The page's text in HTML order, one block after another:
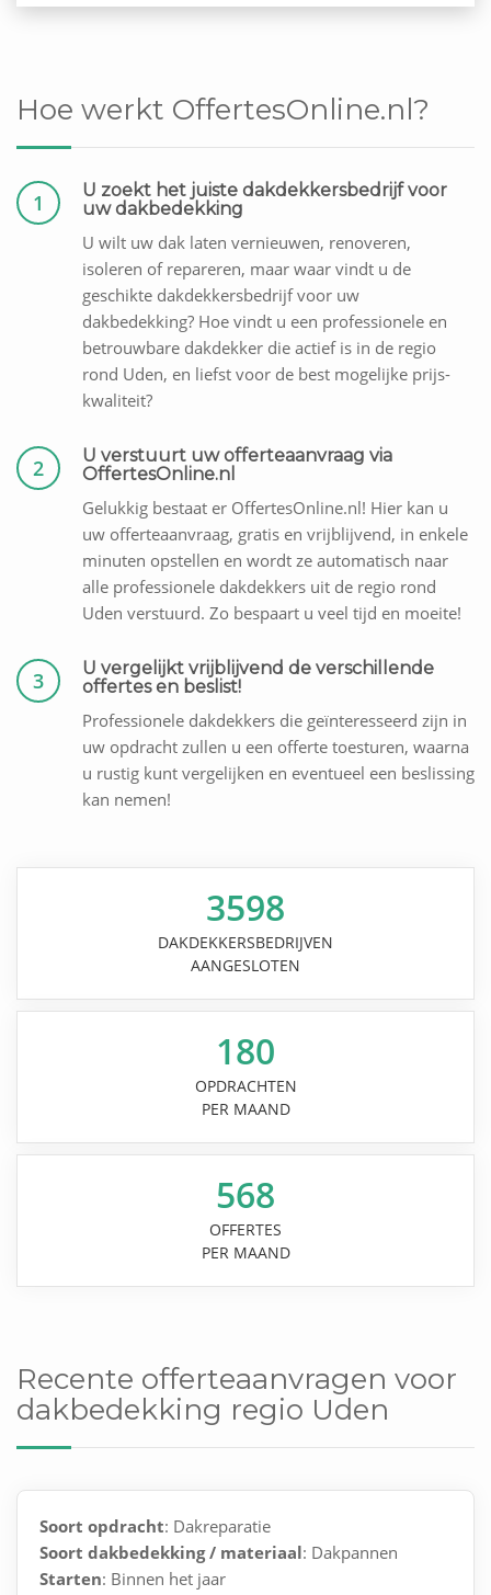
Hoe werkt OffertesOnline.nl?
1
U zoekt het juiste dakdekkersbedrijf voor
uw dakbedekking
U wilt uw dak laten vernieuwen, renoveren,
isoleren of repareren, maar waar vindt u de
geschikte dakdekkersbedrijf voor uw
dakbedekking? Hoe vindt u een professionele en
betrouwbare dakdekker die actief is in de regio
rond Uden, en liefst voor de best mogelijke prijs-
kwaliteit?
2
U verstuurt uw offerteaanvraag via
OffertesOnline.nl
Gelukkig bestaat er OffertesOnline.nl! Hier kan u
uw offerteaanvraag, gratis en vrijblijvend, in enkele
minuten opstellen en wordt ze automatisch naar
alle professionele dakdekkers uit de regio rond
Uden verstuurd. Zo bespaart u veel tijd en moeite!
3
U vergelijkt vrijblijvend de verschillende
offertes en beslist!
Professionele dakdekkers die geïnteresseerd zijn in
uw opdracht zullen u een offerte toesturen, waarna
u rustig kunt vergelijken en eventueel een beslissing
kan nemen!
3598
DAKDEKKERSBEDRIJVEN
AANGESLOTEN
180
OPDRACHTEN
PER MAAND
568
OFFERTES
PER MAAND
Recente offerteaanvragen voor
dakbedekking regio Uden
Soort opdracht: Dakreparatie
Soort dakbedekking / materiaal: Dakpannen
Starten: Binnen het jaar